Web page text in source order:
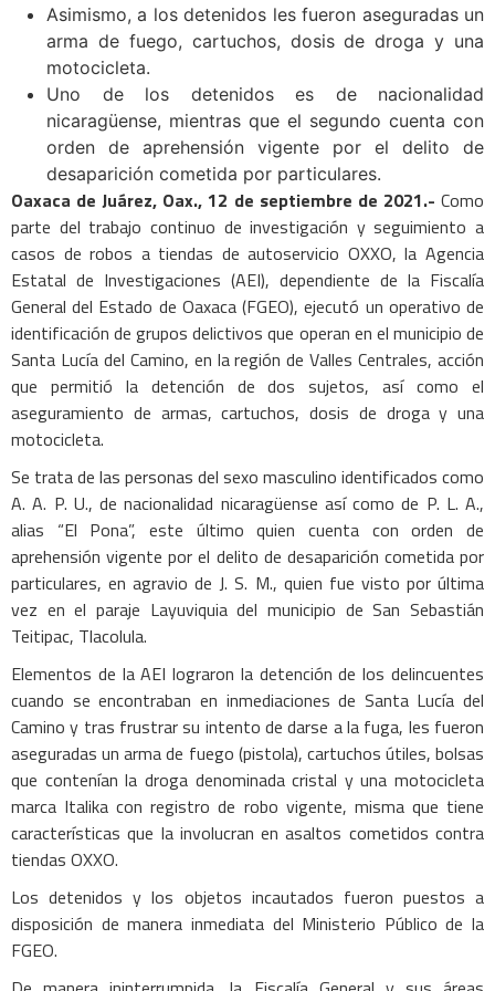
Asimismo, a los detenidos les fueron aseguradas un
arma de fuego, cartuchos, dosis de droga y una
motocicleta.
Uno de los detenidos es de nacionalidad
nicaragüense, mientras que el segundo cuenta con
orden de aprehensión vigente por el delito de
desaparición cometida por particulares.
Oaxaca de Juárez, Oax., 12 de septiembre de 2021.- Como
parte del trabajo continuo de investigación y seguimiento a
casos de robos a tiendas de autoservicio OXXO, la Agencia
Estatal de Investigaciones (AEI), dependiente de la Fiscalía
General del Estado de Oaxaca (FGEO), ejecutó un operativo de
identificación de grupos delictivos que operan en el municipio de
Santa Lucía del Camino, en la región de Valles Centrales, acción
que permitió la detención de dos sujetos, así como el
aseguramiento de armas, cartuchos, dosis de droga y una
motocicleta.
Se trata de las personas del sexo masculino identificados como
A. A. P. U., de nacionalidad nicaragüense así como de P. L. A.,
alias “El Pona”, este último quien cuenta con orden de
aprehensión vigente por el delito de desaparición cometida por
particulares, en agravio de J. S. M., quien fue visto por última
vez en el paraje Layuviquia del municipio de San Sebastián
Teitipac, Tlacolula.
Elementos de la AEI lograron la detención de los delincuentes
cuando se encontraban en inmediaciones de Santa Lucía del
Camino y tras frustrar su intento de darse a la fuga, les fueron
aseguradas un arma de fuego (pistola), cartuchos útiles, bolsas
que contenían la droga denominada cristal y una motocicleta
marca Italika con registro de robo vigente, misma que tiene
características que la involucran en asaltos cometidos contra
tiendas OXXO.
Los detenidos y los objetos incautados fueron puestos a
disposición de manera inmediata del Ministerio Público de la
FGEO.